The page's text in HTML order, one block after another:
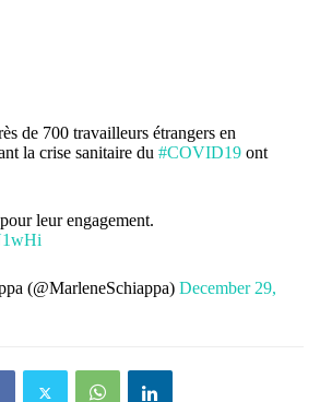
de 700 travailleurs étrangers en
la crise sanitaire du #COVID19ont
leur engagement.
(@MarleneSchiappa) December 29,